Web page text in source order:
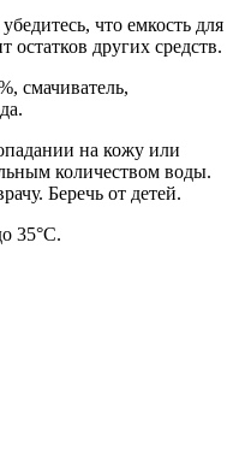
что емкость для
остатков других средств.
смачиватель,
на кожу или
количеством воды.
Беречь от детей.
35°С.